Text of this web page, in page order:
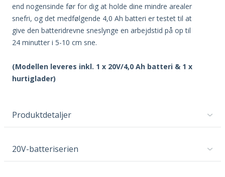
end nogensinde før for dig at holde dine mindre arealer
snefri, og det medfølgende 4,0 Ah batteri er testet til at
give den batteridrevne sneslynge en arbejdstid på op til
24 minutter i 5-10 cm sne.
(Modellen leveres inkl. 1 x 20V/4,0 Ah batteri & 1 x
hurtiglader)
Produktdetaljer
20V-batteriserien